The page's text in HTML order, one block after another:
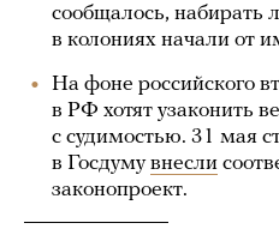
сообщалось, набирать
в колониях начали от
На фоне российского
в РФ хотят узаконить
с судимостью. 31 мая
в Госдумувнесли
законопроект.